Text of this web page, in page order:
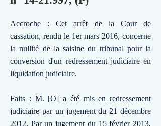
Accroche : Cet arrêt de la Cour de
cassation, rendu le 1er mars 2016, concerne
la nullité de la saisine du tribunal pour la
conversion d'un redressement judiciaire en
liquidation judiciaire.
Faits : M. [O] a été mis en redressement
judiciaire par un jugement du 21 décembre
2012. Par un jugement du 15 février 2013,